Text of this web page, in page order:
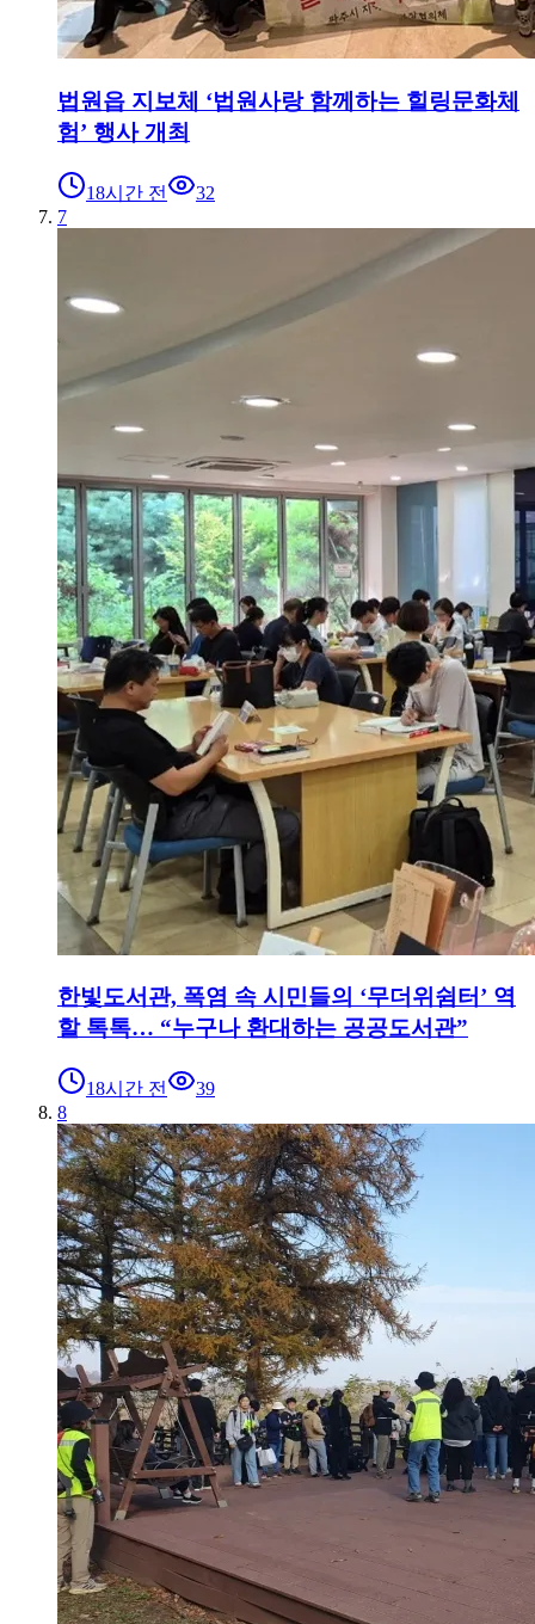
법원읍 지보체 ‘법원사랑 함께하는 힐링문화체
험’ 행사 개최
18시간 전
32
7
한빛도서관, 폭염 속 시민들의 ‘무더위쉼터’ 역
할 톡톡… “누구나 환대하는 공공도서관”
18시간 전
39
8